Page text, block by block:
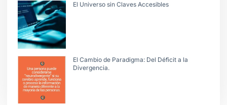
El Universo sin Claves Accesibles
El Cambio de Paradigma: Del Déficit a la
Divergencia.